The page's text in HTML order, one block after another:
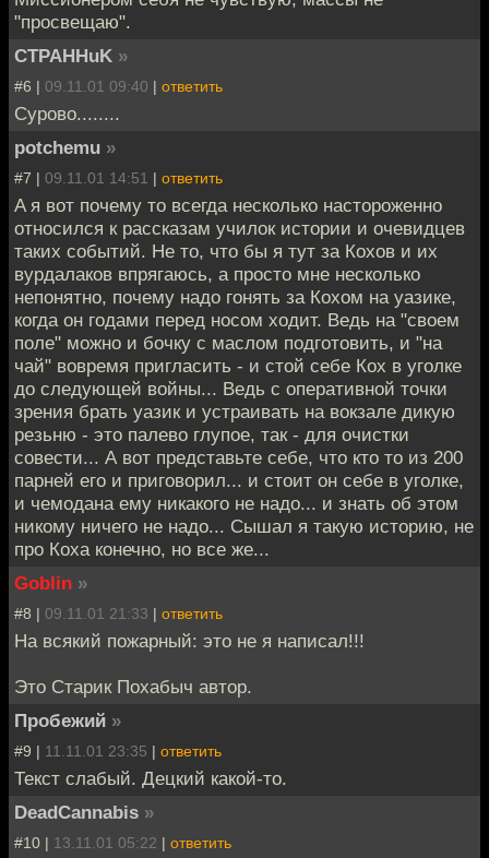
"просвещаю".
CTPAHHuK »
#6 | 09.11.01 09:40 | ответить
Сурово........
potchemu »
#7 | 09.11.01 14:51 | ответить
A я вот почему то всегда несколько настороженно
относился к рассказам училок истории и очевидцев
таких событий. Не то, что бы я тут за Кохов и их
вурдалаков впрягаюсь, а просто мне несколько
непонятно, почему надо гонять за Кохом на уазике,
когда он годами перед носом ходит. Ведь на "своем
поле" можно и бочку с маслом подготовить, и "на
чай" вовремя пригласить - и стой себе Кох в уголке
до следующей войны... Ведь с оперативной точки
зрения брать уазик и устраивать на вокзале дикую
резьню - это палево глупое, так - для очистки
совести... А вот представьте себе, что кто то из 200
парней его и приговорил... и стоит он себе в уголке,
и чемодана ему никакого не надо... и знать об этом
никому ничего не надо... Сышал я такую историю, не
про Коха конечно, но все же...
Goblin »
#8 | 09.11.01 21:33 | ответить
На всякий пожарный: это не я написал!!!
Это Старик Похабыч автор.
Пробежий »
#9 | 11.11.01 23:35 | ответить
Текст слабый. Децкий какой-то.
DeadCannabis »
#10 | 13.11.01 05:22 | ответить